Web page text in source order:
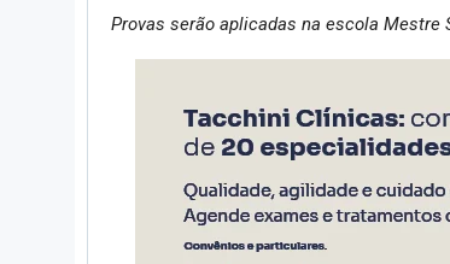
Provas serão aplicadas na escola